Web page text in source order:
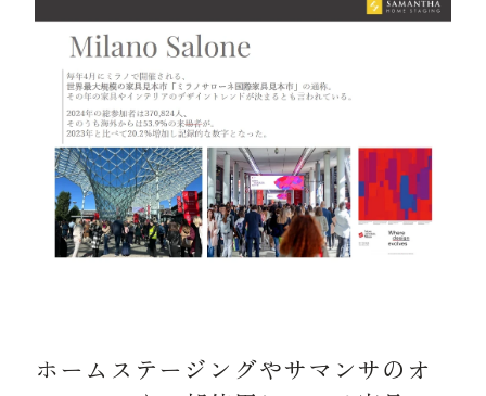
ホームステージングやサマンサのオ